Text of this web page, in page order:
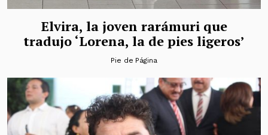
Elvira, la joven rarámuri que
tradujo ‘Lorena, la de pies ligeros’
Pie de Página